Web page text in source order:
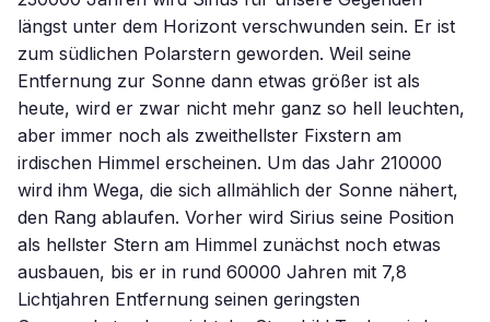
längst unter dem Horizont verschwunden sein. Er ist
zum südlichen Polarstern geworden. Weil seine
Entfernung zur Sonne dann etwas größer ist als
heute, wird er zwar nicht mehr ganz so hell leuchten,
aber immer noch als zweithellster Fixstern am
irdischen Himmel erscheinen. Um das Jahr 210000
wird ihm Wega, die sich allmählich der Sonne nähert,
den Rang ablaufen. Vorher wird Sirius seine Position
als hellster Stern am Himmel zunächst noch etwas
ausbauen, bis er in rund 60000 Jahren mit 7,8
Lichtjahren Entfernung seinen geringsten